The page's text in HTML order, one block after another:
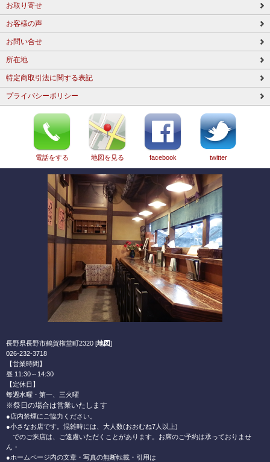
お取り寄せ
お客様の声
お問い合せ
所在地
特定商取引法に関する表記
プライバシーポリシー
電話をする 地図を見る facebook twitter
長野県長野市鶴賀権堂町2320 [地図]
026-232-3718
【営業時間】
昼 11:30～14:30
【定休日】
毎週水曜・第一、三火曜
※祭日の場合は営業いたします
●店内禁煙にご協力ください。
●小さなお店です。混雑時には、大人数(おおむね7人以上)
でのご来店は、ご遠慮いただくことがあります。お席のご予約は承っておりませ
ん・
●ホームページ内の文章・写真の無断転載・引用は